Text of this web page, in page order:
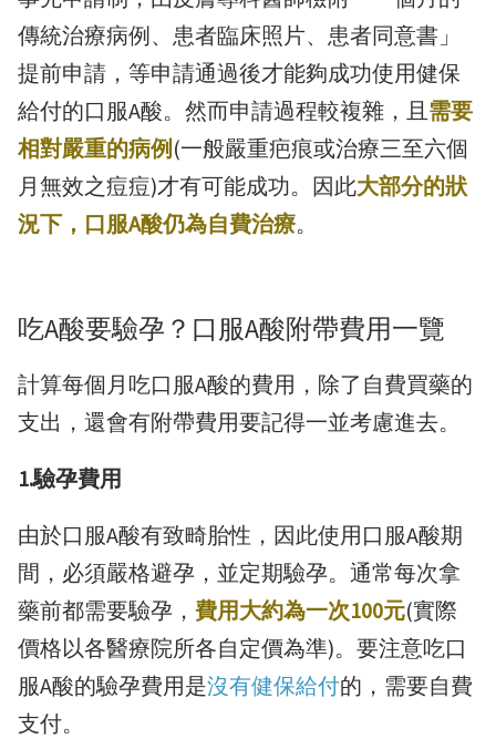
傳統治療病例、患者臨床照片、患者同意書」
提前申請，等申請通過後才能夠成功使用健保
給付的口服A酸。然而申請過程較複雜，且 需要
相對嚴重的病例(一般嚴重疤痕或治療三至六個
月無效之痘痘)才有可能成功。因此大部分的狀
況下，口服A酸仍為自費治療。
吃A酸要驗孕？口服A酸附帶費用一覽
計算每個月吃口服A酸的費用，除了自費買藥的
支出，還會有附帶費用要記得一並考慮進去。
1.驗孕費用
由於口服A酸有致畸胎性，因此使用口服A酸期
間，必須嚴格避孕，並定期驗孕。通常每次拿
藥前都需要驗孕， 費用大約為一次100元(實際
價格以各醫療院所各自定價為準)。要注意吃口
服A酸的驗孕費用是沒有健保給付的，需要自費
支付。